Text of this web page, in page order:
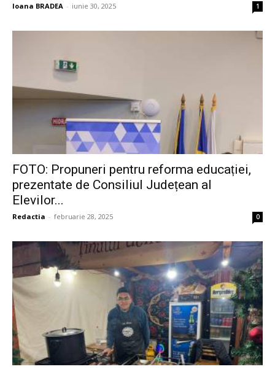
Ioana BRADEA - iunie 30, 2025 1
FOTO: Propuneri pentru reforma educației,
prezentate de Consiliul Județean al
Elevilor...
Redactia - februarie 28, 2025 0